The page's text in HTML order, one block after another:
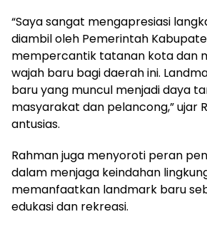
“Saya sangat mengapresiasi
diambil oleh Pemerintah
mempercantik tatanan kota dan
wajah baru bagi daerah ini.
baru yang muncul menjadi daya
masyarakat dan pelancong,” ujar
antusias.
Rahman juga menyoroti peran
dalam menjaga keindahan
memanfaatkan landmark baru
edukasi dan rekreasi.